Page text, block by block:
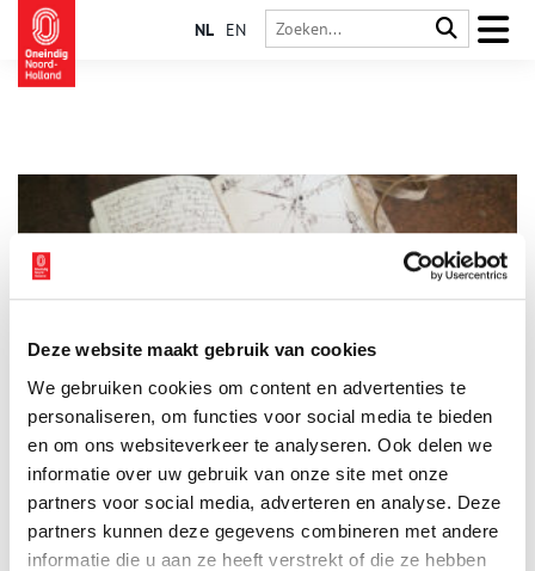
Deze website maakt gebruik van cookies
We gebruiken cookies om content en advertenties te
personaliseren, om functies voor social media te bieden
en om ons websiteverkeer te analyseren. Ook delen we
informatie over uw gebruik van onze site met onze
partners voor social media, adverteren en analyse. Deze
partners kunnen deze gegevens combineren met andere
informatie die u aan ze heeft verstrekt of die ze hebben
NL EN
Elke maand plaatst het Regionaal Archief Alkmaar een
bijzonder archiefstuk uit de collectie in de schijnwerpers. Deze
keer: een notitieboekje van een culinair onderlegde landmeter.
Aspirant-landmeter Gerrit Hengeveld (overleden in 1719)
gebruikte dit boekje met leren omslag om zijn notities in op te
schrijven. Hij noteerde van alles: van berekeningen en
kladtekeningen tot recepten voor kalfsgehaktballetjes en
rozensiroop.
4 min